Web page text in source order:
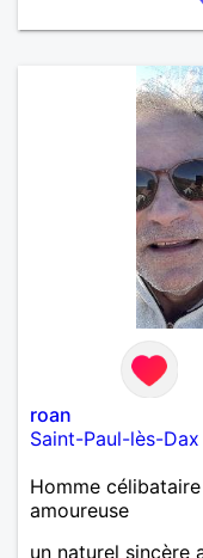
roan
Saint-Paul-lès-Dax
Homme
amoureuse
un naturel sincère